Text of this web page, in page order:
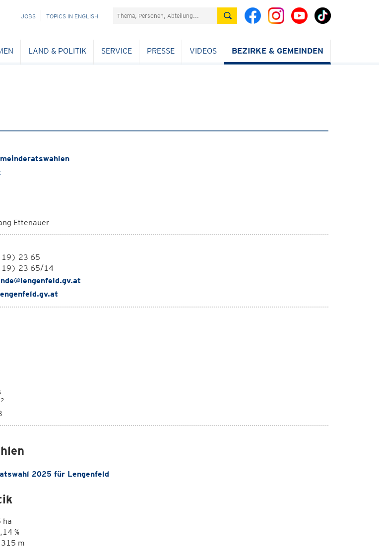
NAVIGATION
JOBS TOPICS IN ENGLISH Suchefeld
LAND & POLITIK SERVICE PRESSE VIDEOS BEZIRKE & GEMEINDEN
Ettenauer
19) 23 65
19) 23 65/14
2
2025 für Lengenfeld
ha
%
315 m